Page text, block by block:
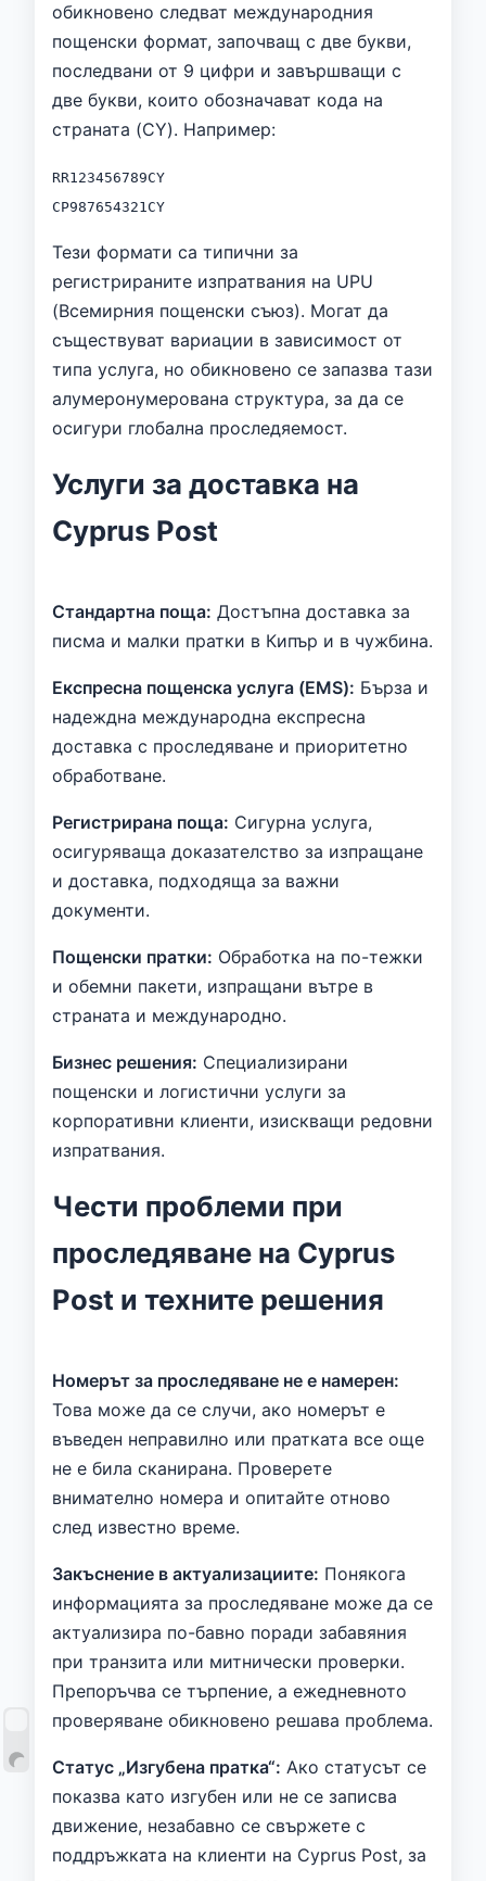
обикновено следват международния
пощенски формат, започващ с две букви,
последвани от 9 цифри и завършващи с
две букви, които обозначават кода на
страната (CY). Например:
RR123456789CY
CP987654321CY
Тези формати са типични за
регистрираните изпратвания на UPU
(Всемирния пощенски съюз). Могат да
съществуват вариации в зависимост от
типа услуга, но обикновено се запазва тази
алумеронумерована структура, за да се
осигури глобална проследяемост.
Услуги за доставка на
Cyprus Post
Стандартна поща: Достъпна доставка за
писма и малки пратки в Кипър и в чужбина.
Експресна пощенска услуга (EMS): Бърза и
надеждна международна експресна
доставка с проследяване и приоритетно
обработване.
Регистрирана поща: Сигурна услуга,
осигуряваща доказателство за изпращане
и доставка, подходяща за важни
документи.
Пощенски пратки: Обработка на по-тежки
и обемни пакети, изпращани вътре в
страната и международно.
Бизнес решения: Специализирани
пощенски и логистични услуги за
корпоративни клиенти, изискващи редовни
изпратвания.
Чести проблеми при
проследяване на Cyprus
Post и техните решения
Номерът за проследяване не е намерен:
Това може да се случи, ако номерът е
въведен неправилно или пратката все още
не е била сканирана. Проверете
внимателно номера и опитайте отново
след известно време.
Закъснение в актуализациите: Понякога
информацията за проследяване може да се
актуализира по-бавно поради забавяния
при транзита или митнически проверки.
Препоръчва се търпение, а ежедневното
проверяване обикновено решава проблема.
Статус „Изгубена пратка“: Ако статусът се
показва като изгубен или не се записва
движение, незабавно се свържете с
поддръжката на клиенти на Cyprus Post, за